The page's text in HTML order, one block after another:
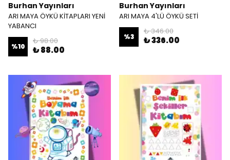
Burhan Yayınları
ARI MAYA ÖYKÜ KİTAPLARI YENİ
YABANCI
%10
₺ 98.00
₺ 88.00
Burhan Yayınları
ARI MAYA 4'LÜ ÖYKÜ SETİ
%3
₺ 346.00
₺ 336.00